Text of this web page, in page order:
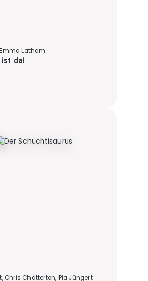
Latham
da!
Chris Chatterton, Pia Jüngert